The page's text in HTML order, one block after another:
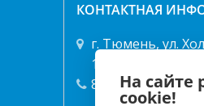
КОНТАКТНАЯ
г. Тюмень, ул.
122/1 ТД "Энергия"
8 (3452) 49-68-68 ,
На сайте
cookie!